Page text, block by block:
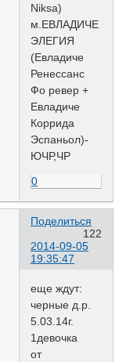
Niksa)
м.ЕВЛАДИЧЕ
ЭЛЕГИЯ
(Евладиче
Ренессанс
Фо ревер +
Евладиче
Коррида
Эспаньол)-
ЮЧР,ЧР
0
Поделиться
122
2014-09-05
19:35:47
еще ждут:
черные д.р.
5.03.14г.
1девочка
от